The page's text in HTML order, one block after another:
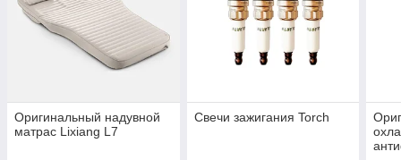
Оригинальный надувной
матрас Lixiang L7
Свечи зажигания Torch